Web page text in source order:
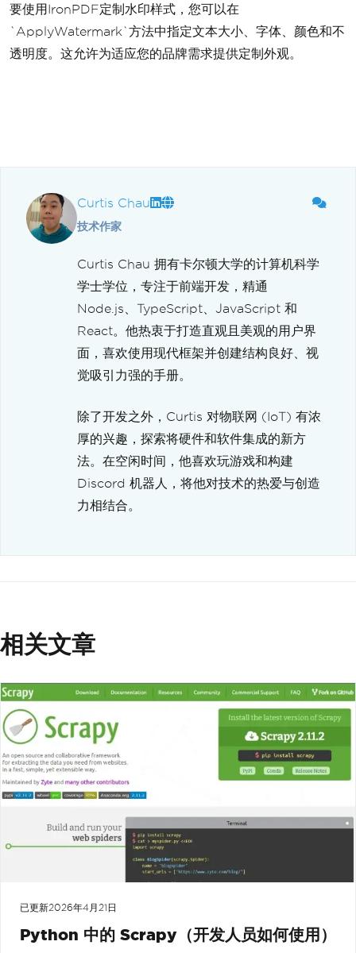
要使用IronPDF定制水印样式，您可以在
`ApplyWatermark`方法中指定文本大小、字体、颜色和不
透明度。这允许为适应您的品牌需求提供定制外观。
Curtis Chau
技术作家
Curtis Chau 拥有卡尔顿大学的计算机科学
学士学位，专注于前端开发，精通
Node.js、TypeScript、JavaScript 和
React。他热衷于打造直观且美观的用户界
面，喜欢使用现代框架并创建结构良好、视
觉吸引力强的手册。
除了开发之外，Curtis 对物联网 (IoT) 有浓
厚的兴趣，探索将硬件和软件集成的新方
法。在空闲时间，他喜欢玩游戏和构建
Discord 机器人，将他对技术的热爱与创造
力相结合。
相关文章
已更新2026年4月21日
Python 中的 Scrapy（开发人员如何使用）